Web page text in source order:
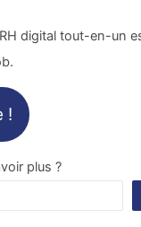
digital tout-en-un
!
plus ?